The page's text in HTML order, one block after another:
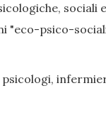
sociali
psico-